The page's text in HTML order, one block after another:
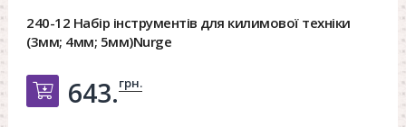
240-12 Набір інструментів для килимової техніки
(3мм; 4мм; 5мм)Nurge
Добавить в корзину
643.грн.